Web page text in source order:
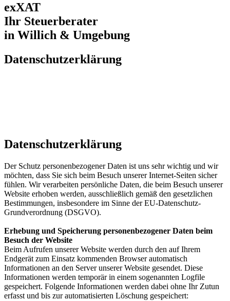
exXAT
Ihr Steuerberater
in Willich & Umgebung
Datenschutzerklärung
Da­ten­schutz­er­klä­rung
Der Schutz personenbezogener Daten ist uns sehr wichtig und wir
möchten, dass Sie sich beim Besuch unserer Internet-Seiten sicher
fühlen. Wir verarbeiten persönliche Daten, die beim Besuch unserer
Website erhoben werden, ausschließlich gemäß den gesetzlichen
Bestimmungen, insbesondere im Sinne der EU-Datenschutz-
Grundverordnung (DSGVO).
Erhebung und Speicherung personenbezogener Daten beim
Besuch der Website
Beim Aufrufen unserer Website werden durch den auf Ihrem
Endgerät zum Einsatz kommenden Browser automatisch
Informationen an den Server unserer Website gesendet. Diese
Informationen werden temporär in einem sogenannten Logfile
gespeichert. Folgende Informationen werden dabei ohne Ihr Zutun
erfasst und bis zur automatisierten Löschung gespeichert: